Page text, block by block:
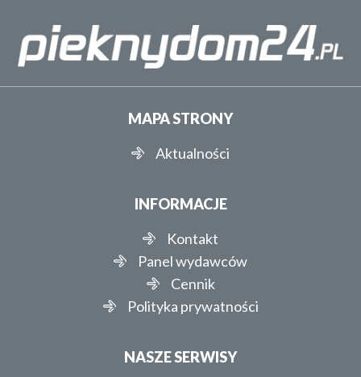
MAPA STRONY
Aktualności
INFORMACJE
Kontakt
Panel wydawców
Cennik
Polityka prywatności
NASZE SERWISY